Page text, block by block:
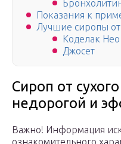
Показания к
Лучшие сиропы от
Коделак Нео
Джосет
Сироп от
недорогой и
Важно! Информация
ознакомительного